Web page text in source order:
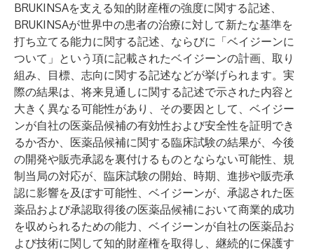
BRUKINSAを支える知的財産権の強度に関する記述、
BRUKINSAが世界中の患者の治療に対して新たな基準を
打ち立てる能力に関する記述、ならびに「ベイジーンに
ついて」という項に記載されたベイジーンの計画、取り
組み、目標、志向に関する記述などが挙げられます。実
際の結果は、将来見通しに関する記述で示された内容と
大きく異なる可能性があり、その要因として、ベイジー
ンが自社の医薬品候補の有効性および安全性を証明でき
るか否か、医薬品候補に関する臨床試験の結果が、今後
の開発や販売承認を裏付けるものとならない可能性、規
制当局の対応が、臨床試験の開始、時期、進捗や販売承
認に影響を及ぼす可能性、ベイジーンが、承認された医
薬品および承認取得後の医薬品候補において商業的成功
を収められるための能力、ベイジーンが自社の医薬品お
よび技術に関して知的財産権を取得し、継続的に保護す